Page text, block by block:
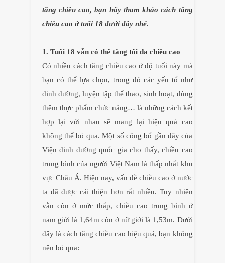
tăng chiều cao, bạn hãy tham khảo cách tăng
chiều cao ở tuổi 18dưới đây nhé.
1. Tuổi 18 vẫn có thể tăng tối đa chiều cao
Có nhiều cách tăng chiều cao ở độ tuổi này mà
bạn có thể lựa chọn, trong đó các yếu tố như
dinh dưỡng, luyện tập thể thao, sinh hoạt, dùng
thêm thực phẩm chức năng… là những cách kết
hợp lại với nhau sẽ mang lại hiệu quả cao
không thể bỏ qua. Một số công bố gần đây của
Viện dinh dưỡng quốc gia cho thấy, chiều cao
trung bình của người Việt Nam là thấp nhất khu
vực Châu Á. Hiện nay, vấn đề chiều cao ở nước
ta đã được cải thiện hơn rất nhiều. Tuy nhiên
vẫn còn ở mức thấp, chiều cao trung bình ở
nam giới là 1,64m còn ở nữ giới là 1,53m. Dưới
đây là cách tăng chiều cao hiệu quả, bạn không
nên bỏ qua: